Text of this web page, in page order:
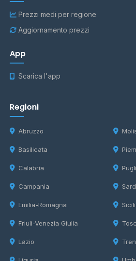
Prezzi medi per regione
Aggiornamento prezzi
App
Scarica l'app
Regioni
Abruzzo
Basilicata
Calabria
Campania
Emilia-Romagna
Friuli-Venezia Giulia
Lazio